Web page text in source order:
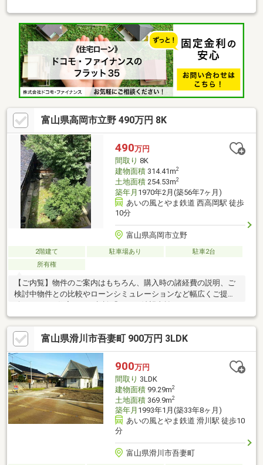
富山県高岡市立野 490万円 8K
490万円
間取り 8K
建物面積314.41m2
土地面積254.53m2
築年月 1970年2月(築56年7ヶ月)
あいの風とやま鉄道 西高岡駅 徒歩
10分
富山県高岡市立野
2階建て 駐車場あり
駐車2台
所有権
【ご内覧】物件のご案内はもちろん、購入時の諸経費の説明、ご
検討中物件との比較やローンシミュレーションなど幅広くご提案
致します。■住宅ローン相談「月々の希望支払いはあるが、どれ
くらいローンが組めるかわからない」「購入諸経費やリフォーム
費用もローンとして借りられるの？」住宅ローンに関するご相
談、お気軽にお申しつけください！■リフォーム提案推奨するリ
フォームのご提案、内装・設備の交換や間取り変更などご希望の
リフォーム費用のお見積もりが可能です！
富山県滑川市吾妻町 900万円 3LDK
900万円
間取り 3LDK
建物面積99.29m2
土地面積369.9m2
築年月 1993年1月(築33年8ヶ月)
あいの風とやま鉄道 滑川駅 徒歩10
分
富山県滑川市吾妻町